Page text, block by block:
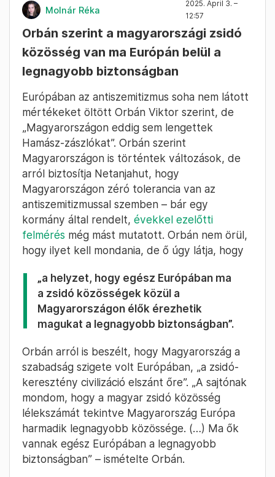
Molnár Réka
2025. April 3. –
12:57
Orbán szerint a magyarországi zsidó
közösség van ma Európán belül a
legnagyobb biztonságban
Európában az antiszemitizmus soha nem látott
mértékeket öltött Orbán Viktor szerint, de
„Magyarországon eddig sem lengettek
Hamász-zászlókat”. Orbán szerint
Magyarországon is történtek változások, de
arról biztosítja Netanjahut, hogy
Magyarországon zéró tolerancia van az
antiszemitizmussal szemben – bár egy
kormány által rendelt, évekkel ezelőtti
felmérés még mást mutatott. Orbán nem örül,
hogy ilyet kell mondania, de ő úgy látja, hogy
„a helyzet, hogy egész Európában ma
a zsidó közösségek közül a
Magyarországon élők érezhetik
magukat a legnagyobb biztonságban”.
Orbán arról is beszélt, hogy Magyarország a
szabadság szigete volt Európában, „a zsidó-
keresztény civilizáció elszánt őre”. „A sajtónak
mondom, hogy a magyar zsidó közösség
lélekszámát tekintve Magyarország Európa
harmadik legnagyobb közössége. (…) Ma ők
vannak egész Európában a legnagyobb
biztonságban” – ismételte Orbán.